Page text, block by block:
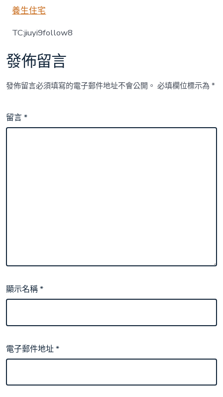
戶〉
中
養生住宅
TC:jiuyi9follow8
發佈留言
發佈留言必須填寫的電子郵件地址不會公開。 必填欄位標示為*
留言*
顯示名稱*
電子郵件地址*